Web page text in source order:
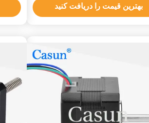
بهترین قیمت را دریافت کنید